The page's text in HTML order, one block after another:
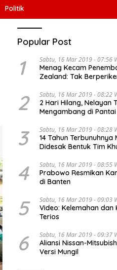
Politik
Popular Post
1 Sabtu, 16 Mar 2019 - 07:56
Menag Kecam
Zealand: Tak
2 Sabtu, 16 Mar 2019 - 08:22
2 Hari Hilang, Nelayan
Mengambang di
3 Sabtu, 16 Mar 2019 - 08:28
14 Tahun Terbunuhnya
Didesak Bentuk Tim
4 Sabtu, 16 Mar 2019 - 08:55
Prabowo Resmikan
di Banten
5 Sabtu, 16 Mar 2019 - 09:03
Video: Kelemahan dan
Terios
6 Sabtu, 16 Mar 2019 - 09:37
Aliansi Nissan-
Versi Mungil